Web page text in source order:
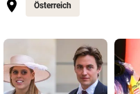
Österreich